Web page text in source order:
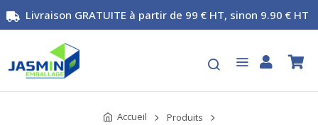
Livraison GRATUITE à partir de 99 € HT, sinon 9.90 € HT
Accueil
Produits